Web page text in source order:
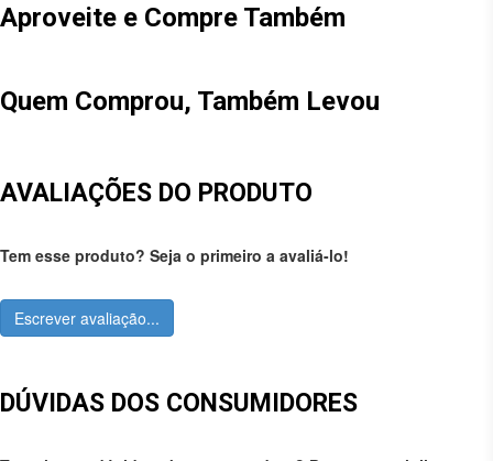
Aproveite e Compre Também
Quem Comprou, Também Levou
AVALIAÇÕES DO PRODUTO
Tem esse produto? Seja o primeiro a avaliá-lo!
Escrever avaliação...
DÚVIDAS DOS CONSUMIDORES